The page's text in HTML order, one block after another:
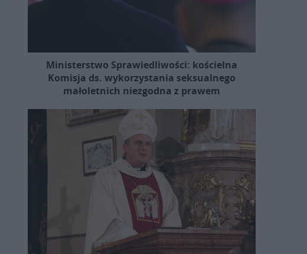
Ministerstwo Sprawiedliwości: kościelna
Komisja ds. wykorzystania seksualnego
małoletnich niezgodna z prawem